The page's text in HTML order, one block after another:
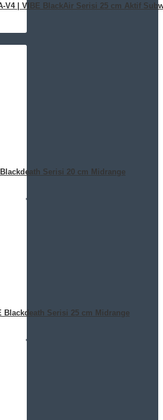
V4 | VIBE BlackAir Serisi 25 cm Aktif
Serisi 20 cm Midrange
Blackdeath Serisi 25 cm Midrange